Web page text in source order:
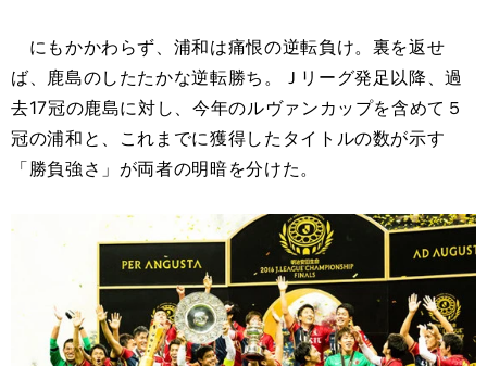
にもかかわらず、浦和は痛恨の逆転負け。裏を返せ
ば、鹿島のしたたかな逆転勝ち。Ｊリーグ発足以降、過
去17冠の鹿島に対し、今年のルヴァンカップを含めて５
冠の浦和と、これまでに獲得したタイトルの数が示す
「勝負強さ」が両者の明暗を分けた。